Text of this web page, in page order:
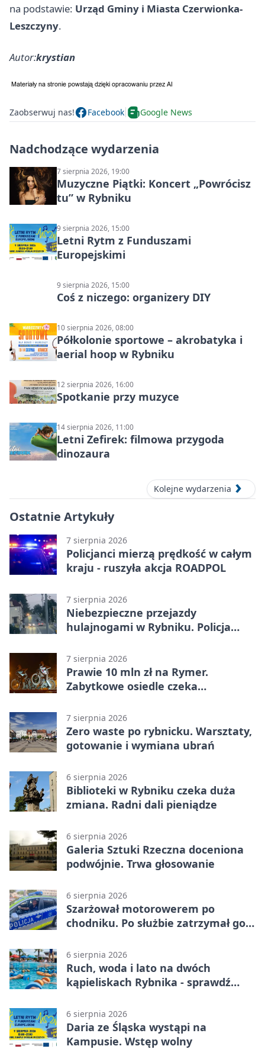
na podstawie: Urząd Gminy i Miasta Czerwionka-
Leszczyny.
Autor:krystian
Zaobserwuj nas! Facebook Google News
Nadchodzące wydarzenia
7 sierpnia 2026, 19:00
Muzyczne Piątki: Koncert „Powrócisz
tu” w Rybniku
9 sierpnia 2026, 15:00
Letni Rytm z Funduszami
Europejskimi
9 sierpnia 2026, 15:00
Coś z niczego: organizery DIY
10 sierpnia 2026, 08:00
Półkolonie sportowe – akrobatyka i
aerial hoop w Rybniku
12 sierpnia 2026, 16:00
Spotkanie przy muzyce
14 sierpnia 2026, 11:00
Letni Zefirek: filmowa przygoda
dinozaura
Kolejne wydarzenia
Ostatnie Artykuły
7 sierpnia 2026
Policjanci mierzą prędkość w całym
kraju - ruszyła akcja ROADPOL
7 sierpnia 2026
Niebezpieczne przejazdy
hulajnogami w Rybniku. Policja
7 sierpnia 2026
Prawie 10 mln zł na Rymer.
Zabytkowe osiedle czeka
7 sierpnia 2026
Zero waste po rybnicku. Warsztaty,
gotowanie i wymiana ubrań
6 sierpnia 2026
Biblioteki w Rybniku czeka duża
zmiana. Radni dali pieniądze
6 sierpnia 2026
Galeria Sztuki Rzeczna doceniona
podwójnie. Trwa głosowanie
6 sierpnia 2026
Szarżował motorowerem po
chodniku. Po służbie zatrzymał go
6 sierpnia 2026
Ruch, woda i lato na dwóch
kąpieliskach Rybnika - sprawdź
6 sierpnia 2026
Daria ze Śląska wystąpi na
Kampusie. Wstęp wolny